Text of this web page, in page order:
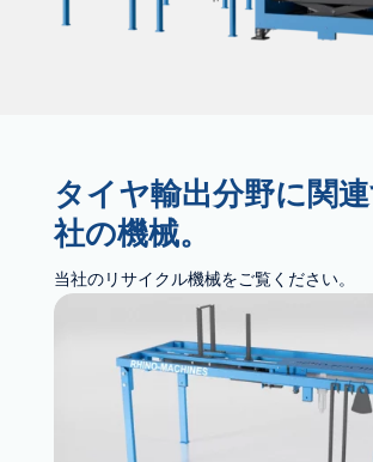
タイヤ輸出分野に関
社の機械。
当社のリサイクル機械をご覧ください。